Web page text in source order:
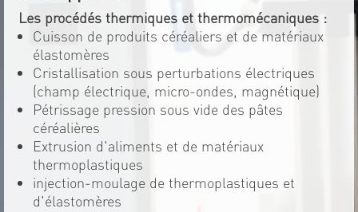
Les procédés thermiques et thermomécaniques :
Cuisson de produits céréaliers et de matériaux
élastomères
Cristallisation sous perturbations électriques
(champ électrique, micro-ondes, magnétique)
Pétrissage pression sous vide des pâtes
céréalières
Extrusion d'aliments et de matériaux
thermoplastiques
injection-moulage de thermoplastiques et
d'élastomères